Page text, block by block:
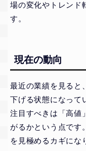
場の変化やトレンド
す。
現在の動向
最近の業績を見ると
下げる状態になって
注目すべきは「高値
がるかという点です
を見極めるカギにな